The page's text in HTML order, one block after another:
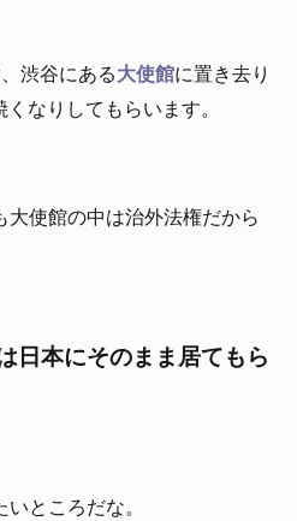
渋谷にある大使館に置き去り
なりしてもらいます。
使館の中は治外法権だから
日本にそのまま居てもら
ところだな。